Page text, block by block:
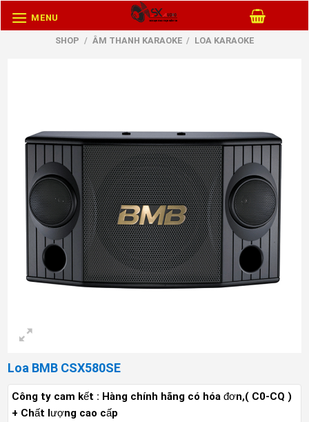
MENU
SHOP / ÂM THANH KARAOKE / LOA KARAOKE
Loa BMB CSX580SE
Công ty cam kết : Hàng chính hãng có hóa đơn,( C0-CQ )
+ Chất lượng cao cấp